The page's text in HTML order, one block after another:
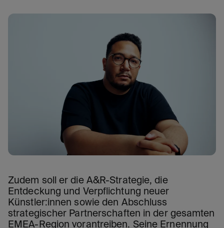
Zudem soll er die A&R-Strategie, die
Entdeckung und Verpflichtung neuer
Künstler:innen sowie den Abschluss
strategischer Partnerschaften in der gesamten
EMEA-Region vorantreiben. Seine Ernennung